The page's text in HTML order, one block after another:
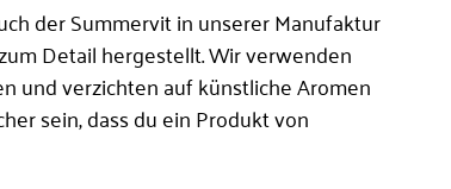
der Summervit in unserer Manufaktur
Detail hergestellt. Wir verwenden
und verzichten auf künstliche Aromen
sein, dass du ein Produkt von